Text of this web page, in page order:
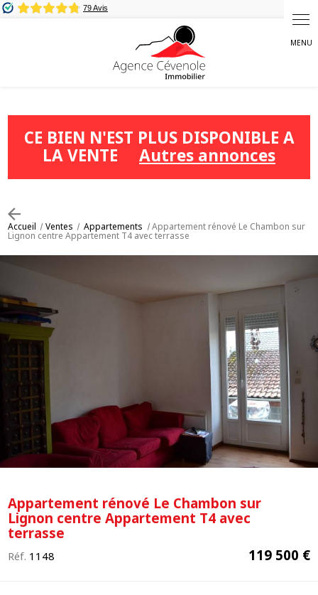
CE BIEN N'EST PLUS DISPONIBLE A
LA VENTE Autres annonces
Accueil Ventes Appartements Appartement rénové Le Chambon sur
Lignon centre Appartement T4 avec terrasse
Appartement rénové Le Chambon sur
Lignon centre Appartement T4 avec
terrasse
Réf. 1148 119 500 €
Panneau de gestion des cookies